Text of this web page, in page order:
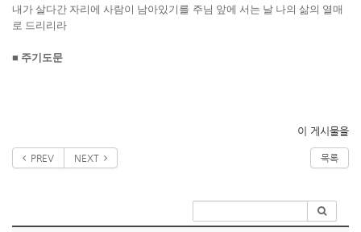
내가 살다간 자리에 사람이 남아있기를 주님 앞에 서는 날 나의 삶의 열매
로 드리리라
■ 주기도문
이 게시물을
PREV NEXT 목록